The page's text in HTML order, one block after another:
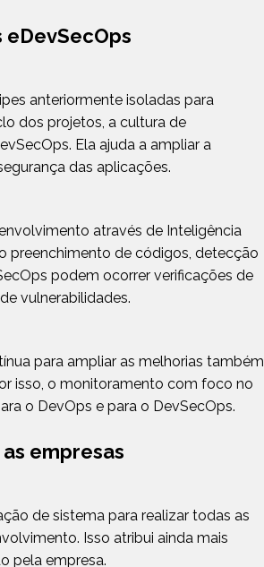
anteriormente isoladas para
dos projetos, a cultura de
Ela ajuda a ampliar a
das aplicações.
através de Inteligência
preenchimento de códigos, detecção
podem ocorrer verificações de
vulnerabilidades.
para ampliar as melhorias também
isso, o monitoramento com foco no
o DevOps e para o DevSecOps.
empresas
de sistema para realizar todas as
Isso atribui ainda mais
pela empresa.